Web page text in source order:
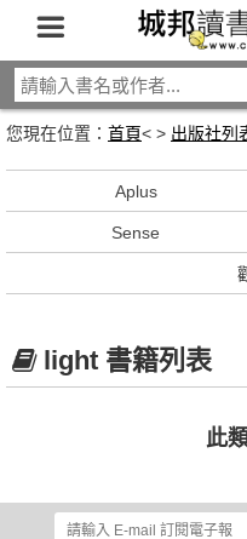
您現在位置： 首頁< > 出版社列
Aplus
Sense
light 書籍列表
此